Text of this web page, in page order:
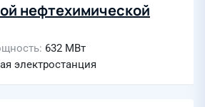
нефтехимической
632 МВт
электростанция